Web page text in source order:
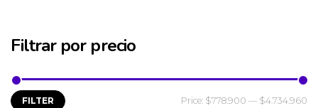
Filtrar por precio
FILTER Price: $778.900 — $4.734.960